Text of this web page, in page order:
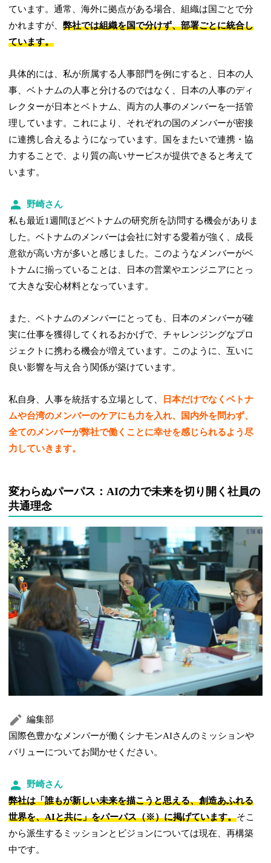
ています。通常、海外に拠点がある場合、組織は国ごとで分
かれますが、弊社では組織を国で分けず、部署ごとに統合し
ています。
具体的には、私が所属する人事部門を例にすると、日本の人
事、ベトナムの人事と分けるのではなく、日本の人事のディ
レクターが日本とベトナム、両方の人事のメンバーを一括管
理しています。これにより、それぞれの国のメンバーが密接
に連携し合えるようになっています。国をまたいで連携・協
力することで、より質の高いサービスが提供できると考えて
います。
野崎さん
私も最近1週間ほどベトナムの研究所を訪問する機会がありま
した。ベトナムのメンバーは会社に対する愛着が強く、成長
意欲が高い方が多いと感じました。このようなメンバーがベ
トナムに揃っていることは、日本の営業やエンジニアにとっ
て大きな安心材料となっています。
また、ベトナムのメンバーにとっても、日本のメンバーが確
実に仕事を獲得してくれるおかげで、チャレンジングなプロ
ジェクトに携わる機会が増えています。このように、互いに
良い影響を与え合う関係が築けています。
私自身、人事を統括する立場として、
日本だけでなくベトナ
ムや台湾のメンバーのケアにも力を入れ、国内外を問わず、
全てのメンバーが弊社で働くことに幸せを感じられるよう尽
力していきます。
変わらぬパーパス：AIの力で未来を切り開く社員の
共通理念
編集部
国際色豊かなメンバーが働くシナモンAIさんのミッションや
バリューについてお聞かせください。
野崎さん
弊社は「誰もが新しい未来を描こうと思える、創造あふれる
世界を、AIと共に」をパーパス（※）に掲げています。そこ
から派生するミッションとビジョンについては現在、再構築
中です。